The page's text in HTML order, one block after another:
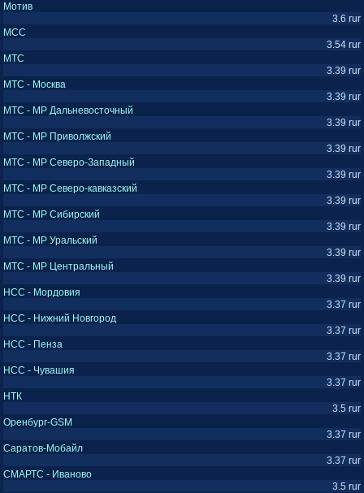
Мотив
3.6 rur
МСС
3.54 rur
МТС
3.39 rur
МТС - Москва
3.39 rur
МТС - МР Дальневосточный
3.39 rur
МТС - МР Приволжский
3.39 rur
МТС - МР Северо-Западный
3.39 rur
МТС - МР Северо-кавказский
3.39 rur
МТС - МР Сибирский
3.39 rur
МТС - МР Уральский
3.39 rur
МТС - МР Центральный
3.39 rur
НСС - Мордовия
3.37 rur
НСС - Нижний Новгород
3.37 rur
НСС - Пенза
3.37 rur
НСС - Чувашия
3.37 rur
НТК
3.5 rur
Оренбург-GSM
3.37 rur
Саратов-Мобайл
3.37 rur
СМАРТС - Иваново
3.5 rur